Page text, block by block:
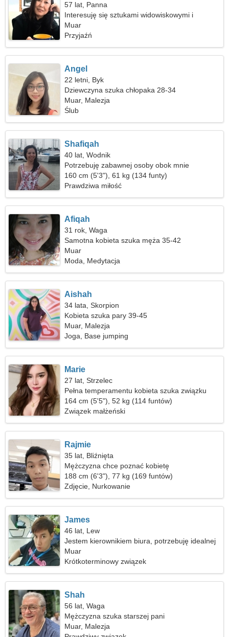
57 lat, Panna
Interesuję się sztukami widowiskowymi i
narciarstwem
Muar
Przyjaźń
Angel
22 letni, Byk
Dziewczyna szuka chłopaka 28-34
Muar, Malezja
Ślub
Shafiqah
40 lat, Wodnik
Potrzebuję zabawnej osoby obok mnie
160 cm (5'3"), 61 kg (134 funty)
Prawdziwa miłość
Afiqah
31 rok, Waga
Samotna kobieta szuka męża 35-42
Muar
Moda, Medytacja
Aishah
34 lata, Skorpion
Kobieta szuka pary 39-45
Muar, Malezja
Joga, Base jumping
Marie
27 lat, Strzelec
Pełna temperamentu kobieta szuka związku
164 cm (5'5"), 52 kg (114 funtów)
Związek małżeński
Rajmie
35 lat, Bliźnięta
Mężczyzna chce poznać kobietę
188 cm (6'3"), 77 kg (169 funtów)
Zdjęcie, Nurkowanie
James
46 lat, Lew
Jestem kierownikiem biura, potrzebuję idealnej
kobiety
Muar
Krótkoterminowy związek
Shah
56 lat, Waga
Mężczyzna szuka starszej pani
Muar, Malezja